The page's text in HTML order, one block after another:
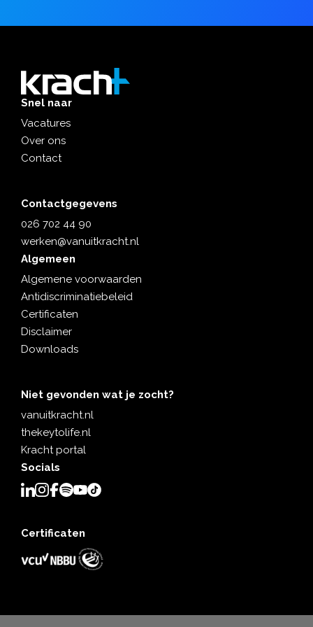
Snel naar
Vacatures
Over ons
Contact
Contactgegevens
026 702 44 90
werken@vanuitkracht.nl
Algemeen
Algemene voorwaarden
Antidiscriminatiebeleid
Certificaten
Disclaimer
Downloads
Niet gevonden wat je zocht?
vanuitkracht.nl
thekeytolife.nl
Kracht portal
Socials
Certificaten